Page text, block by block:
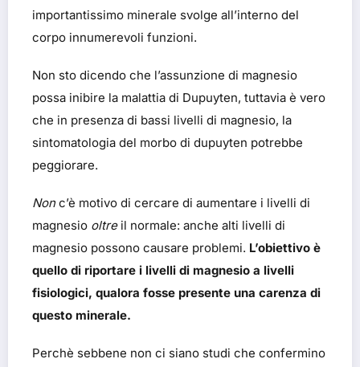
importantissimo minerale svolge all’interno del
corpo innumerevoli funzioni.
Non sto dicendo che l’assunzione di magnesio
possa inibire la malattia di Dupuyten, tuttavia è vero
che in presenza di bassi livelli di magnesio, la
sintomatologia del morbo di dupuyten potrebbe
peggiorare.
Nonc’è motivo di cercare di aumentare i livelli di
magnesio oltreil normale: anche alti livelli di
magnesio possono causare problemi. L’obiettivo è
quello di riportare i livelli di magnesio a livelli
fisiologici, qualora fosse presente una carenza di
questo minerale.
Perchè sebbene non ci siano studi che confermino